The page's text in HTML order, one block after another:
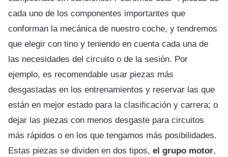
cada uno de los componentes importantes que
conforman la mecánica de nuestro coche, y tendremos
que elegir con tino y teniendo en cuenta cada una de
las necesidades del circuito o de la sesión. Por
ejemplo, es recomendable usar piezas más
desgastadas en los entrenamientos y reservar las que
están en mejor estado para la clasificación y carrera; o
dejar las piezas con menos desgaste para circuitos
más rápidos o en los que tengamos más posibilidades.
Estas piezas se dividen en dos tipos, el grupo motor,